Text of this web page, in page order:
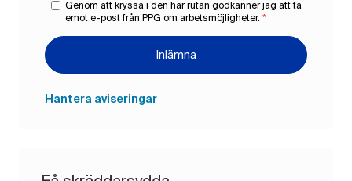
Genom att kryssa i den här rutan godkänner jag att ta
emot e-post från PPG om arbetsmöjligheter. *
Inlämna
Hantera aviseringar